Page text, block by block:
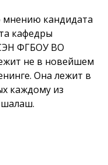
мнению кандидата
кафедры
ФГБОУ ВО
не в новейшем
Она лежит в
каждому из
шалаш.